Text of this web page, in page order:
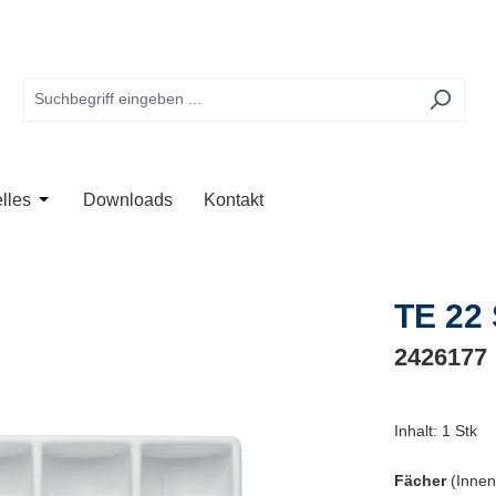
Kategorie Anwendung
das Dropdown der Kategorie Unternehmen
Öffne oder Schließe das Dropdown der Kategorie Aktuelles
Downloads Kontakt
TE 22
2426177
Inhalt: 1 Stk
Fächer